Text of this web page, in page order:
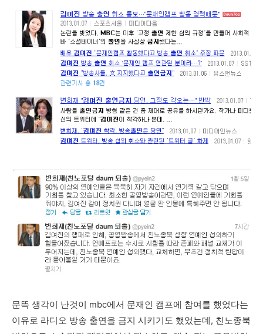
문뜩 생각이 난것이 mbc에서 문재인 캠프에 참여를 했었다는
이유로 라디오 방송 출연을 금지 시키기도 했었는데, 친노종북